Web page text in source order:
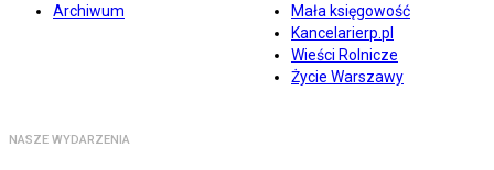
Archiwum
Mała księgowość
Kancelarierp.pl
Wieści Rolnicze
Życie Warszawy
NASZE WYDARZENIA